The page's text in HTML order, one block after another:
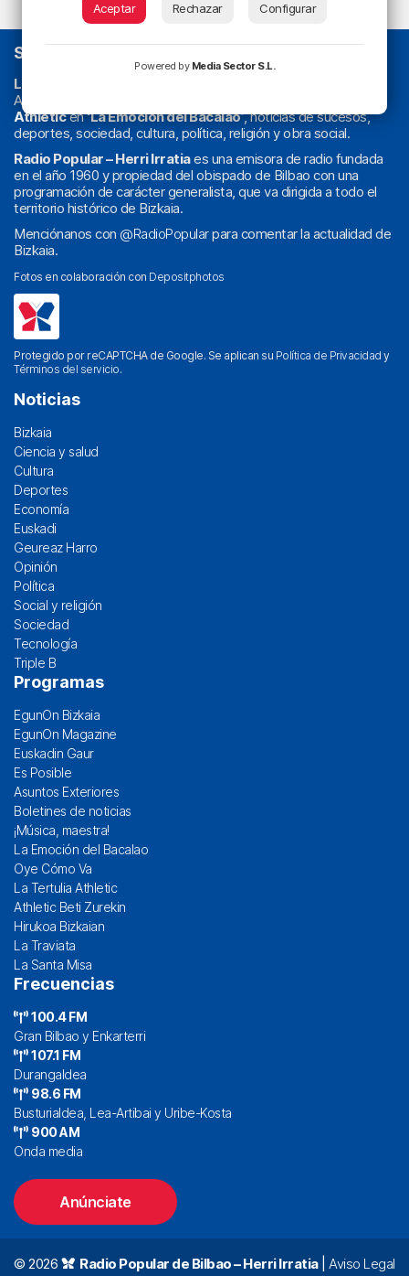
SOBRE NOSOTROS
La radio sin cadenas
Actualidad y
Athleticen‘La Emoción del Bacalao’, noticias de sucesos,
deportes, sociedad, cultura, política, religión y obra social.
Radio Popular – Herri Irratiaes una emisora de radio fundada
en el año 1960 y propiedad del obispado de Bilbao con una
programación de carácter generalista, que va dirigida a todo el
territorio histórico de Bizkaia.
Menciónanos con @RadioPopularpara comentar la actualidad de
Bizkaia.
Fotos en colaboración con Depositphotos
Protegido por reCAPTCHA de Google. Se aplican su Política de Privacidad y
Términos del servicio.
Noticias
Bizkaia
Ciencia y salud
Cultura
Deportes
Economía
Euskadi
Geureaz Harro
Opinión
Política
Social y religión
Sociedad
Tecnología
Triple B
Programas
EgunOn Bizkaia
EgunOn Magazine
Euskadin Gaur
Es Posible
Asuntos Exteriores
Boletines de noticias
¡Música, maestra!
La Emoción del Bacalao
Oye Cómo Va
La Tertulia Athletic
Athletic Beti Zurekin
Hirukoa Bizkaian
La Traviata
La Santa Misa
Frecuencias
100.4 FM
Gran Bilbao y Enkarterri
107.1 FM
Durangaldea
98.6 FM
Busturialdea, Lea-Artibai y Uribe-Kosta
900 AM
Onda media
Anúnciate
© 2026 Radio Popular de Bilbao – Herri Irratia| Aviso Legal
Aceptar Rechazar Configurar
Powered by Media Sector S.L.